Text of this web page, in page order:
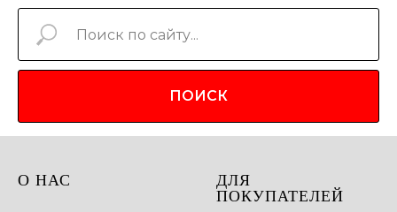
ПОИСК
О НАС ДЛЯ
ПОКУПАТЕЛЕЙ